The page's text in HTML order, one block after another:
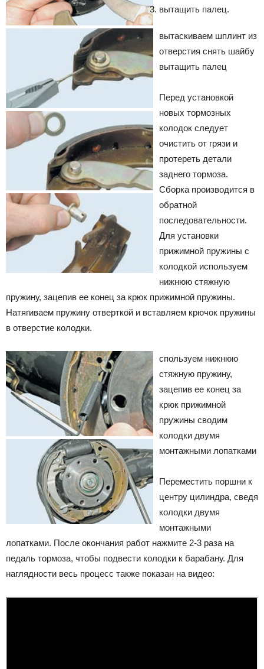
вытащить палец.
вытаскиваем шплинт из
отверстия снять шайбу
вытащить палец
Перед установкой
новых тормозных
колодок следует
очистить от грязи и
протереть детали
заднего тормоза.
Сборка производится в
обратной
последовательности.
Для установки
прижимной пружины с
колодкой используем
нижнюю стяжную
пружину, зацепив ее конец за крюк прижимной пружины.
Натягиваем пружину отверткой и вставляем крючок пружины
в отверстие колодки.
спользуем нижнюю
стяжную пружину,
зацепив ее конец за
крюк прижимной
пружины сводим
колодки двумя
монтажными лопатками
Переместить поршни к
центру цилиндра, сведя
колодки двумя
монтажными
лопатками. После окончания работ нажмите 2-3 раза на
педаль тормоза, чтобы подвести колодки к барабану. Для
наглядности весь процесс также показан на видео: